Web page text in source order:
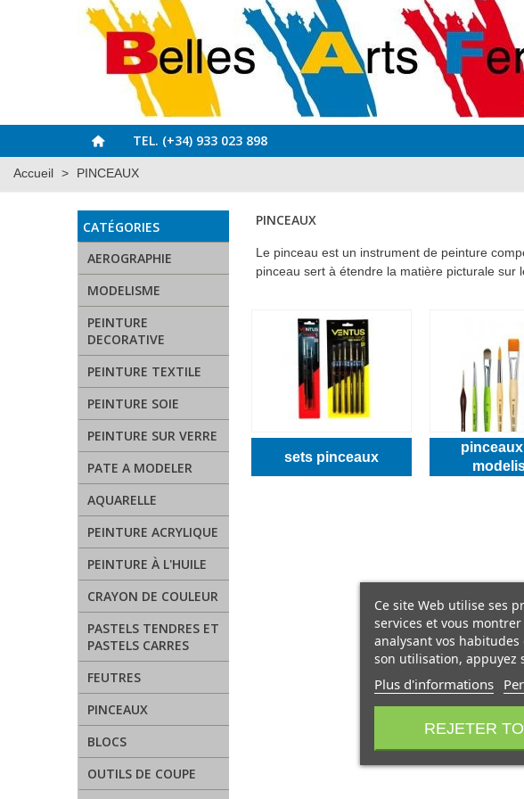
TEL. (+34) 933 023 898
Accueil > PINCEAUX
CATÉGORIES
AEROGRAPHIE
MODELISME
PEINTURE
DECORATIVE
PEINTURE TEXTILE
PEINTURE SOIE
PEINTURE SUR VERRE
PATE A MODELER
AQUARELLE
PEINTURE ACRYLIQUE
PEINTURE À L'HUILE
CRAYON DE COULEUR
PASTELS TENDRES ET
PASTELS CARRES
FEUTRES
PINCEAUX
BLOCS
OUTILS DE COUPE
PINCEAUX
Le pinceau est un instrument de peinture
pinceau sert à étendre la matière picturale sur
sets pinceaux
Ce site Web utilise ses
services et vous
analysant vos
son utilisation, appuyez
Plus d'informations
REJETER